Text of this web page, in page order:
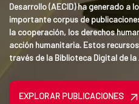
Desarrollo (AECID) ha generado a
importante corpus de
la cooperación, los derechos
acción humanitaria. Estos
través de la Biblioteca Digital de la
EXPLORAR PUBLICACIONES